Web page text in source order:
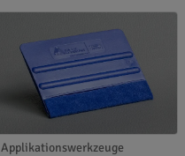
Applikationswerkzeuge